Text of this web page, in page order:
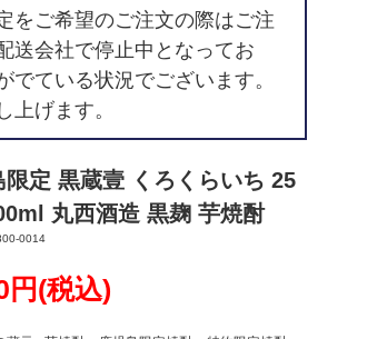
をご希望のご注文の際はご注
送会社で停止中となってお
ている状況でございます。
げます。
限定 黒蔵壹 くろくらいち 25
丸西酒造 黒麹 芋焼酎
0014
円(税込)